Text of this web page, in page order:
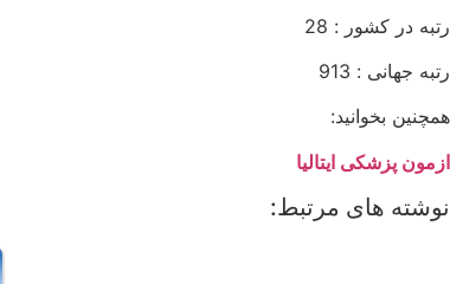
رتبه در کشور : 28
رتبه جهانی : 913
همچنین بخوانید:
ازمون پزشکی ایتالیا
نوشته های مرتبط: